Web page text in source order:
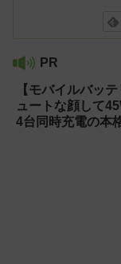
PR
【モバイルバッ
ュートな顔して
4台同時充電の本